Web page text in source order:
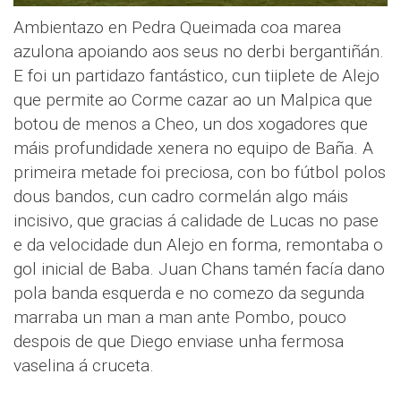
Ambientazo en Pedra Queimada coa marea
azulona apoiando aos seus no derbi bergantiñán.
E foi un partidazo fantástico, cun tiiplete de Alejo
que permite ao Corme cazar ao un Malpica que
botou de menos a Cheo, un dos xogadores que
máis profundidade xenera no equipo de Baña. A
primeira metade foi preciosa, con bo fútbol polos
dous bandos, cun cadro cormelán algo máis
incisivo, que gracias á calidade de Lucas no pase
e da velocidade dun Alejo en forma, remontaba o
gol inicial de Baba. Juan Chans tamén facía dano
pola banda esquerda e no comezo da segunda
marraba un man a man ante Pombo, pouco
despois de que Diego enviase unha fermosa
vaselina á cruceta.